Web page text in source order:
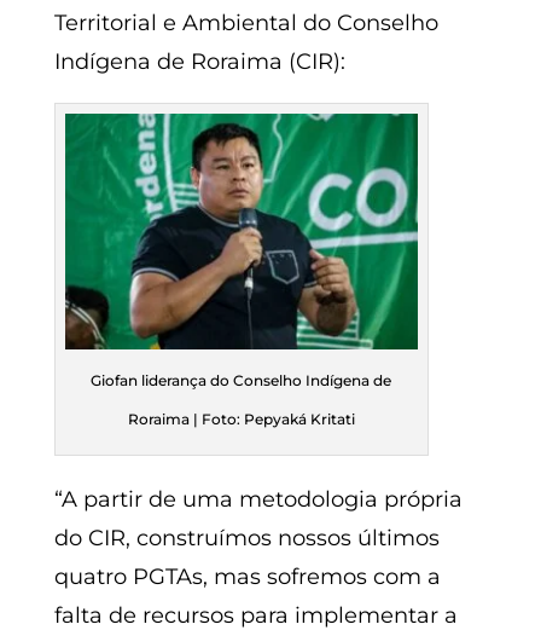
Territorial e Ambiental do Conselho
Indígena de Roraima (CIR):
Giofan liderança do Conselho Indígena de
Roraima | Foto: Pepyaká Kritati
“A partir de uma metodologia própria
do CIR, construímos nossos últimos
quatro PGTAs, mas sofremos com a
falta de recursos para implementar a